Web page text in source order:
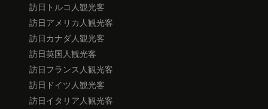
訪日トルコ人観光客
訪日アメリカ人観光客
訪日カナダ人観光客
訪日英国人観光客
訪日フランス人観光客
訪日ドイツ人観光客
訪日イタリア人観光客